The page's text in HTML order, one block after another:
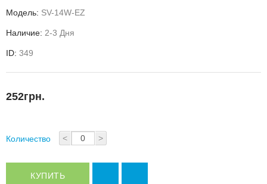
Модель: SV-14W-EZ
Наличие: 2-3 Дня
ID: 349
252грн.
Количество < >
КУПИТЬ